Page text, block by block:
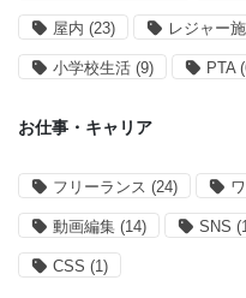
屋内 (23) レジャー
小学校生活 (9) PTA
お仕事・キャリア
フリーランス (24)
動画編集 (14) SNS
CSS (1)